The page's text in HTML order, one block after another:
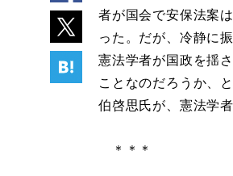
者が国会で安保法案
った。だが、冷静に
憲法学者が国政を揺
ことなのだろうか、
伯啓思氏が、憲法学
＊＊＊